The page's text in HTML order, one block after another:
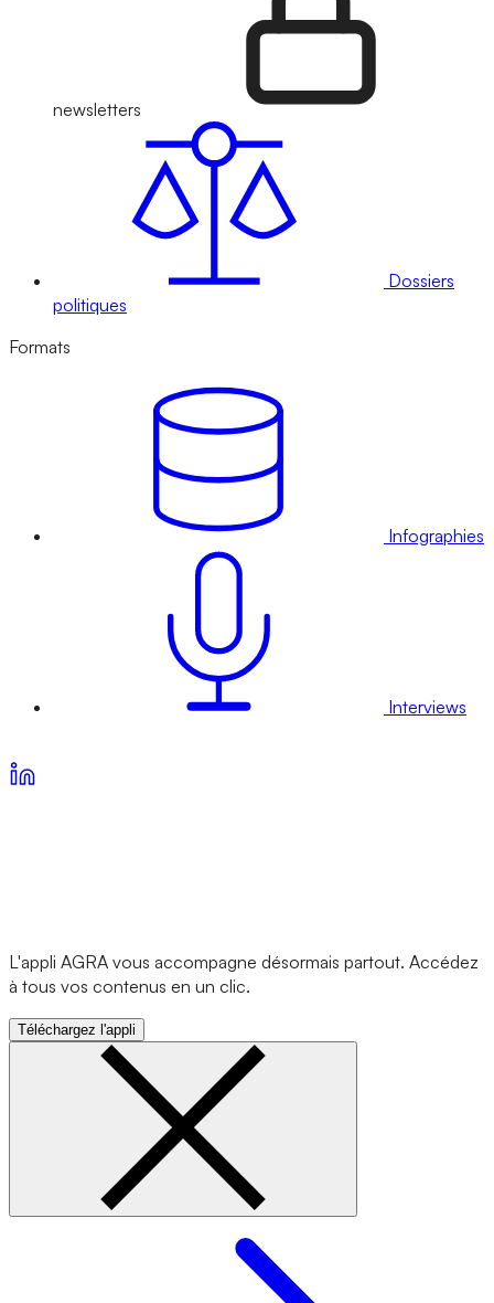
newsletters
Dossiers
politiques
Formats
Infographies
Interviews
L'appli AGRA vous accompagne désormais partout. Accédez
à tous vos contenus en un clic.
Téléchargez l'appli